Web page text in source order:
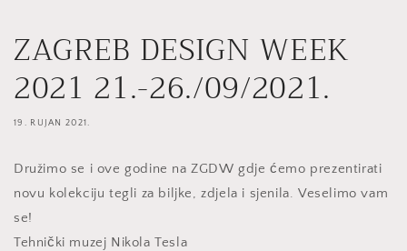
ZAGREB DESIGN WEEK
2021 21.-26./09/2021.
19. RUJAN 2021.
Družimo se i ove godine na ZGDW gdje ćemo prezentirati
novu kolekciju tegli za biljke, zdjela i sjenila.Veselimo vam
se!
Tehnički muzej Nikola Tesla